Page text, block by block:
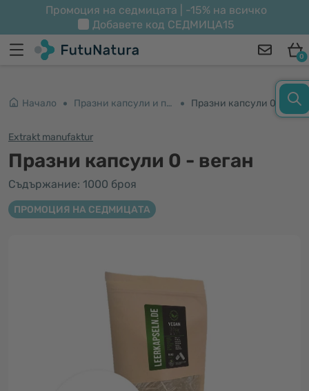
Промоция на седмицата | -15% на всичко
Добавете код СЕДМИЦА15
0
Начало Празни капсули и пълнители Празни капсули 0 - веган
Extrakt manufaktur
Празни капсули 0 - веган
Съдържание: 1000 броя
ПРОМОЦИЯ НА СЕДМИЦАТА